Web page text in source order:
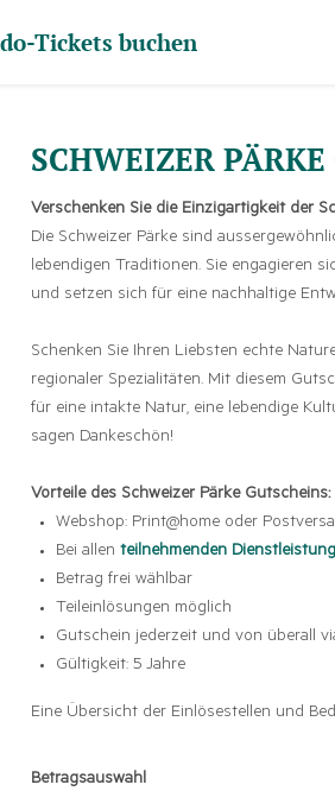
Tickets buchen
SCHWEIZER
Verschenken Sie die Einzigartigkeit der
Die Schweizer Pärke sind
lebendigen Traditionen. Sie engagieren
und setzen sich für eine nachhaltige
Schenken Sie Ihren Liebsten echte
regionaler Spezialitäten. Mit diesem
für eine intakte Natur, eine lebendige
sagen Dankeschön!
Vorteile des Schweizer Pärke Gutscheins:
Webshop: Print@home oder
Bei allen teilnehmenden
Betrag frei wählbar
Teileinlösungen möglich
Gutschein jederzeit und von überall
Gültigkeit: 5 Jahre
Eine Übersicht der Einlösestellen und
Betragsauswahl